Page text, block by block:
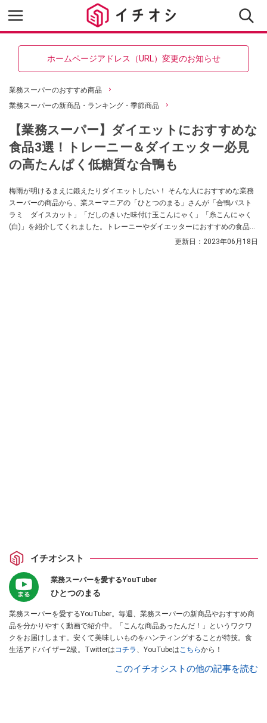
ホームページアドレス（URL）変更のお知らせ
業務スーパーのおすすめ商品
業務スーパーの新商品・ランキング・季節商品
【業務スーパー】ダイエットにおすすめな
食品3選！トレーニー＆ダイエッター必見
の高たんぱく低糖質な合鴨も
梅雨が明けるまえに鍛えたりダイエットしたい！ そんな人におすすめな業務
スーパーの商品から、業スーマニアの「ひとつのまる」さんが「合鴨パスト
ラミ ダイスカット」「だしのきいた味付け玉こんにゃく」「糸こんにゃく
(白)」を紹介してくれました。トレーニーやダイエッターにおすすめの食品、
更新日： 2023年06月18日
イチオシスト
業務スーパーを愛するYouTuber
ひとつのまる
業務スーパーを愛するYouTuber。毎週、業務スーパーの新商品やおすすめ商
品を分かりやすく動画で紹介中。「こんな商品あったんだ！」というワクワ
クをお届けします。安くて美味しいものをハンティングすることが特技。食
生活アドバイザー2級。Twitterはコチラ 、YouTubeはこちらから！
このイチオシストの他の記事を読む